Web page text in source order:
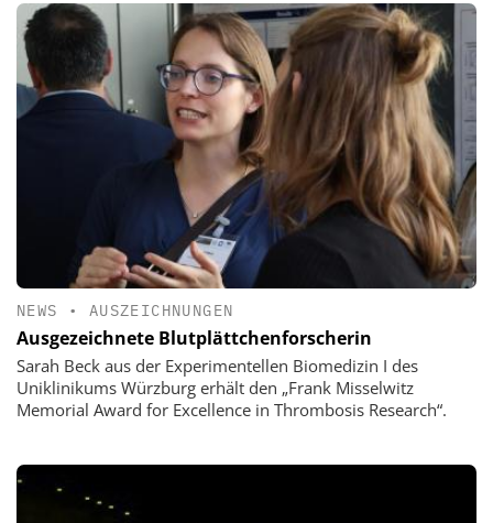
NEWS • AUSZEICHNUNGEN
Ausgezeichnete Blutplättchenforscherin
Sarah Beck aus der Experimentellen Biomedizin I des
Uniklinikums Würzburg erhält den „Frank Misselwitz
Memorial Award for Excellence in Thrombosis Research“.